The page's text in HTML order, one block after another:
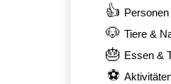
👍
🐶 Tiere &
🎂 Essen &
⚽